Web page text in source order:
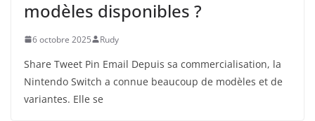
modèles disponibles ?
6 octobre 2025 Rudy
Share Tweet Pin Email Depuis sa commercialisation, la
Nintendo Switch a connue beaucoup de modèles et de
variantes. Elle se